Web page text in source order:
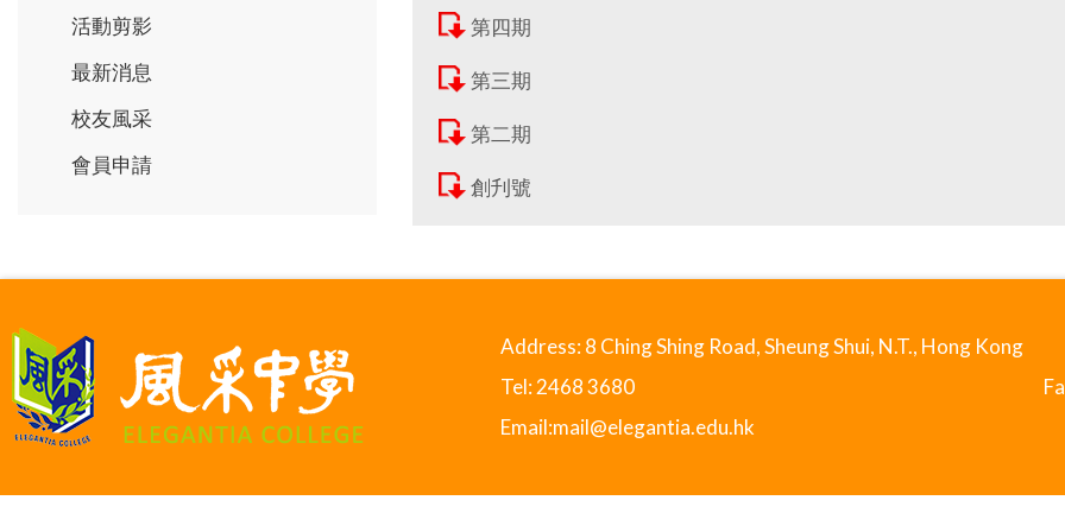
第四期
第三期
第二期
創刋號
活動剪影
最新消息
校友風采
會員申請
Address: 8 Ching Shing Road, Sheung Shui, N.T., Hong Kong
Tel: 2468 3680
Email:mail@elegantia.edu.hk